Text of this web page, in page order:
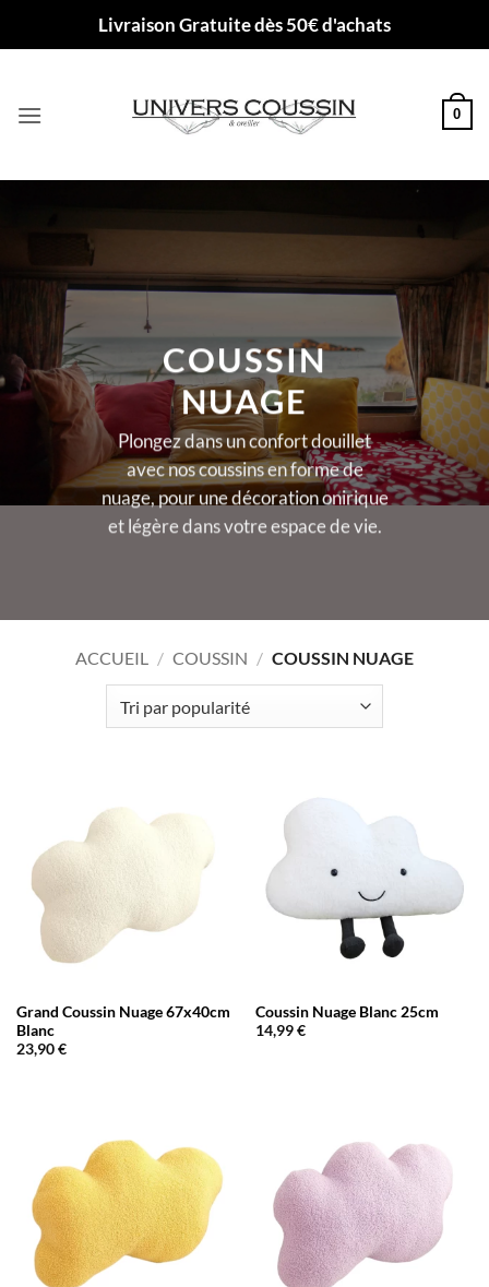
Livraison Gratuite dès 50€ d'achats
0
COUSSIN
NUAGE
Plongez dans un confort douillet
avec nos coussins en forme de
nuage, pour une décoration onirique
et légère dans votre espace de vie.
ACCUEIL / COUSSIN / COUSSIN NUAGE
Grand Coussin Nuage 67x40cm
Blanc
23,90€
Coussin Nuage Blanc 25cm
14,99€